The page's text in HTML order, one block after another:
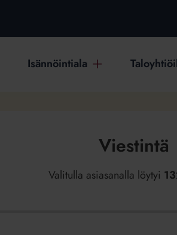
Isännöintiala
Viestintä
Valitulla asiasanalla löytyi